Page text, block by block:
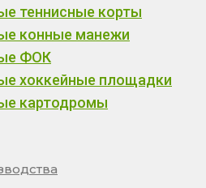
теннисные корты
конные манежи
ФОК
хоккейные площадки
картодромы